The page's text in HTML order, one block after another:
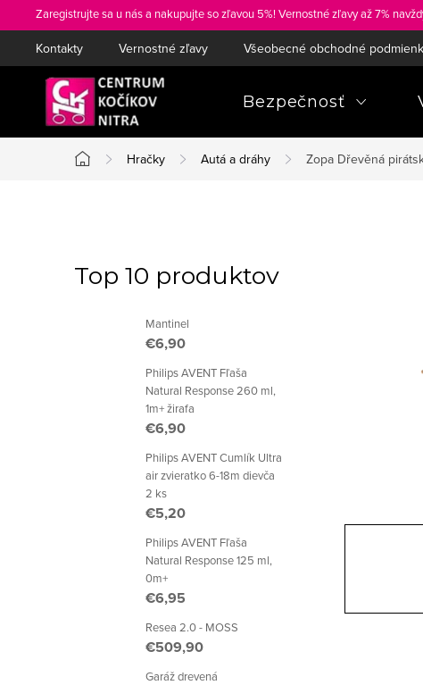
na
Zaregistrujte sa u nás a nakupujte so zľavou 5%! Vernostné zľavy až 7%
Kontakty Vernostné zľavy Všeobecné obchodné
Bezpečnosť
Domov
Hračky Autá a dráhy Zopa Dřevěná
o
Top 10 produktov
Mantinel
€6,90
Philips AVENT Fľaša
Natural Response 260 ml,
1m+ žirafa
€6,90
Philips AVENT Cumlík Ultra
air zvieratko 6-18m dievča
2 ks
€5,20
Philips AVENT Fľaša
Natural Response 125 ml,
0m+
€6,95
Resea 2.0 - MOSS
€509,90
Garáž drevená